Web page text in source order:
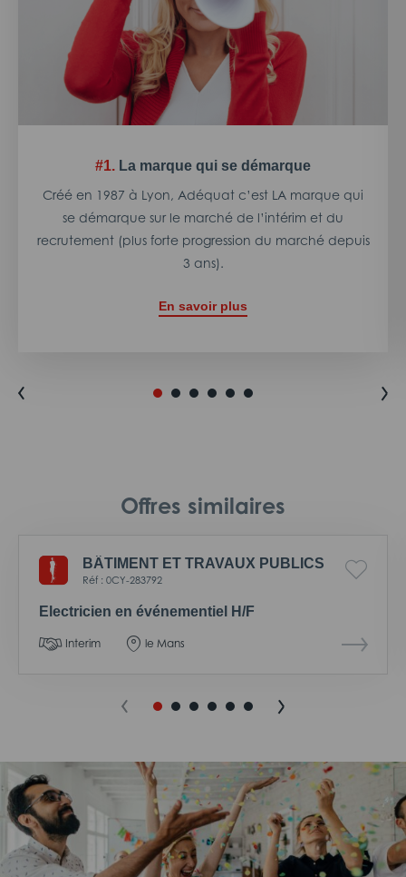
#1. La marque qui se démarque
Créé en 1987 à Lyon, Adéquat c’est LA marque qui
se démarque sur le marché de l’intérim et du
recrutement (plus forte progression du marché depuis
3 ans).
En savoir plus
Offres similaires
BÂTIMENT ET TRAVAUX PUBLICS
Réf : 0CY-283792
Electricien en événementiel H/F
Interim le Mans